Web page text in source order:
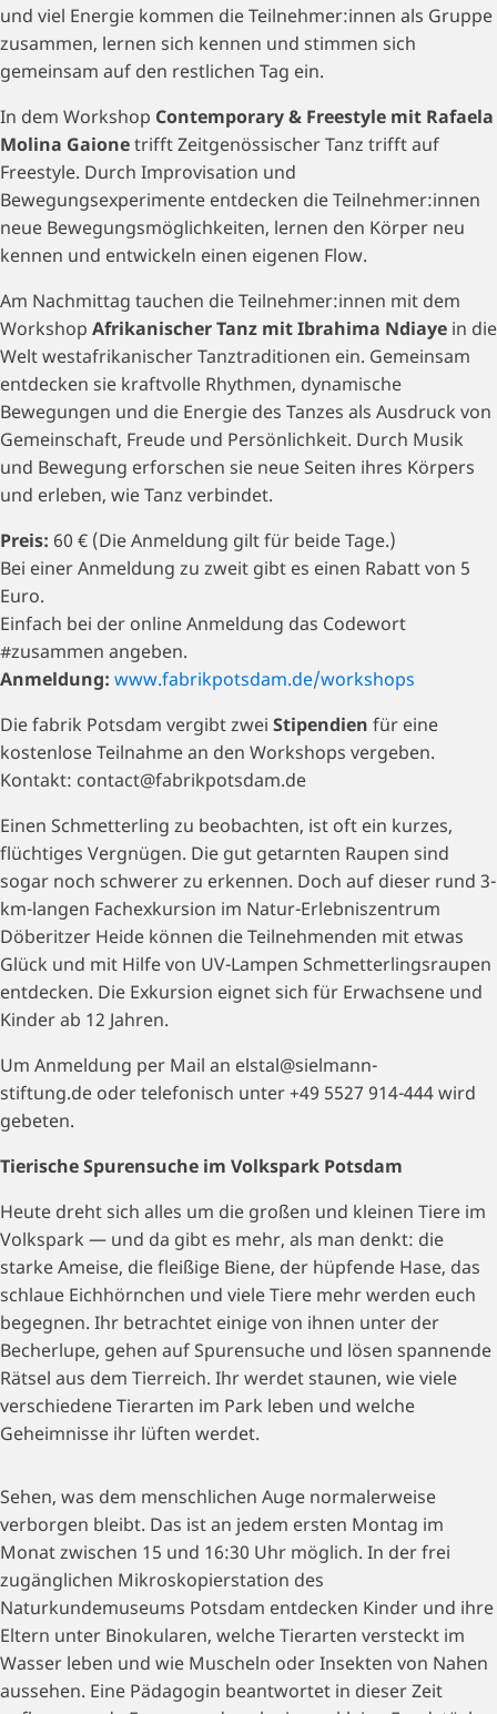
und viel Energie kommen die Teilnehmer:innen als Gruppe
zusammen, lernen sich kennen und stimmen sich
gemeinsam auf den restlichen Tag ein.
In dem Workshop Contemporary & Freestyle mit Rafaela
Molina Gaionetrifft Zeitgenössischer Tanz trifft auf
Freestyle. Durch Improvisation und
Bewegungsexperimente entdecken die Teilnehmer:innen
neue Bewegungsmöglichkeiten, lernen den Körper neu
kennen und entwickeln einen eigenen Flow.
Am Nachmittag tauchen die Teilnehmer:innen mit dem
Workshop Afrikanischer Tanz mit Ibrahima Ndiaye in die
Welt westafrikanischer Tanztraditionen ein. Gemeinsam
entdecken sie kraftvolle Rhythmen, dynamische
Bewegungen und die Energie des Tanzes als Ausdruck von
Gemeinschaft, Freude und Persönlichkeit. Durch Musik
und Bewegung erforschen sie neue Seiten ihres Körpers
und erleben, wie Tanz verbindet.
Preis: 60 € (Die Anmeldung gilt für beide Tage.)
Bei einer Anmeldung zu zweit gibt es einen Rabatt von 5
Euro.
Einfach bei der online Anmeldung das Codewort
#zusammen angeben.
Anmeldung: www.fabrikpotsdam.de/workshops
Die fabrik Potsdam vergibt zwei Stipendien für eine
kostenlose Teilnahme an den Workshops vergeben.
Kontakt: contact@fabrikpotsdam.de
Einen Schmetterling zu beobachten, ist oft ein kurzes,
flüchtiges Vergnügen. Die gut getarnten Raupen sind
sogar noch schwerer zu erkennen. Doch auf dieser rund 3-
km-langen Fachexkursion im Natur-Erlebniszentrum
Döberitzer Heide können die Teilnehmenden mit etwas
Glück und mit Hilfe von UV-Lampen Schmetterlingsraupen
entdecken. Die Exkursion eignet sich für Erwachsene und
Kinder ab 12 Jahren.
Um Anmeldung per Mail an elstal@sielmann-
stiftung.de oder telefonisch unter +49 5527 914-444 wird
gebeten.
Tierische Spurensuche im Volkspark Potsdam
Heute dreht sich alles um die großen und kleinen Tiere im
Volkspark — und da gibt es mehr, als man denkt: die
starke Ameise, die fleißige Biene, der hüpfende Hase, das
schlaue Eichhörnchen und viele Tiere mehr werden euch
begegnen. Ihr betrachtet einige von ihnen unter der
Becherlupe, gehen auf Spurensuche und lösen spannende
Rätsel aus dem Tierreich. Ihr werdet staunen, wie viele
verschiedene Tierarten im Park leben und welche
Geheimnisse ihr lüften werdet.
Sehen, was dem menschlichen Auge normalerweise
verborgen bleibt. Das ist an jedem ersten Montag im
Monat zwischen 15 und 16:30 Uhr möglich. In der frei
zugänglichen Mikroskopierstation des
Naturkundemuseums Potsdam entdecken Kinder und ihre
Eltern unter Binokularen, welche Tierarten versteckt im
Wasser leben und wie Muscheln oder Insekten von Nahen
aussehen. Eine Pädagogin beantwortet in dieser Zeit